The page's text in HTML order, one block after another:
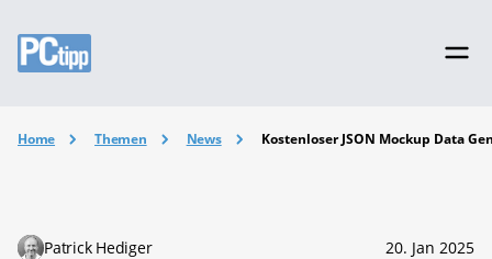
Home Themen News Kostenloser JSON Mockup Data
Patrick Hediger 20. Jan 2025